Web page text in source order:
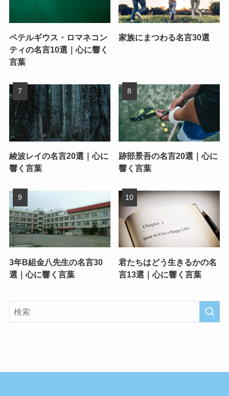
ペテルギウス・ロマネコン
ティの名言10選｜心に響く
言葉
家族にまつわる名言30選
綾波レイの名言20選｜心に
響く言葉
跡部景吾の名言20選｜心に
響く言葉
3年B組金八先生の名言30
選｜心に響く言葉
君たちはどう生きるかの名
言13選｜心に響く言葉